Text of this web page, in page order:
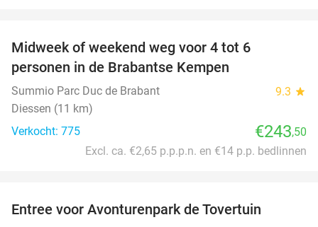
Midweek of weekend weg voor 4 tot 6
personen in de Brabantse Kempen
Summio Parc Duc de Brabant 9.3 star
Diessen (11 km)
Verkocht: 775
€243,50
Excl. ca. €2,65 p.p.p.n. en €14 p.p. bedlinnen
Entree voor Avonturenpark de Tovertuin